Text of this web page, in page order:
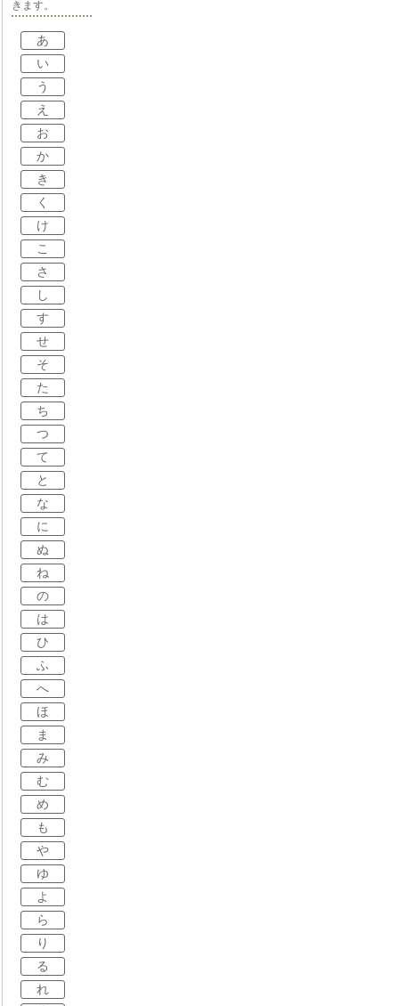
きます。
あ
い
う
え
お
か
き
く
け
こ
さ
し
す
せ
そ
た
ち
つ
て
と
な
に
ぬ
ね
の
は
ひ
ふ
へ
ほ
ま
み
む
め
も
や
ゆ
よ
ら
り
る
れ